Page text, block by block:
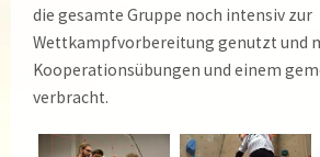
die gesamte Gruppe noch intensiv zur
Wettkampfvorbereitung genutzt und
Kooperationsübungen und einem
verbracht.